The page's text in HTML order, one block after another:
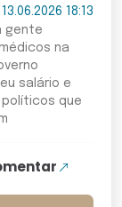
13.06.2026 18:13
gente
na
salário e
que